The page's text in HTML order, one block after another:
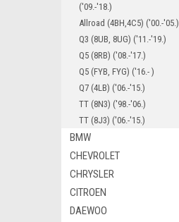
('09.-'18.)
Allroad (4BH,4C5) ('00.-'05.)
Q3 (8UB, 8UG) ('11.-'19.)
Q5 (8RB) ('08.-'17.)
Q5 (FYB, FYG) ('16.- )
Q7 (4LB) ('06.-'15.)
TT (8N3) ('98.-'06.)
TT (8J3) ('06.-'15.)
BMW
CHEVROLET
CHRYSLER
CITROEN
DAEWOO